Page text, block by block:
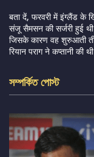
बता दें, फरवरी में इंग्लैंड के
संजू सैमसन की सर्जरी हुई
जिसके कारण वह शुरुआती
रियान पराग ने कप्तानी की
সম্পর্কিত পোস্ট